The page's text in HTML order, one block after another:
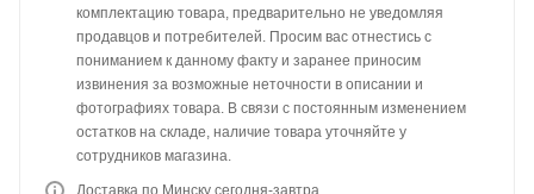
комплектацию товара, предварительно не уведомляя
продавцов и потребителей. Просим вас отнестись с
пониманием к данному факту и заранее приносим
извинения за возможные неточности в описании и
фотографиях товара. В связи с постоянным изменением
остатков на складе, наличие товара уточняйте у
сотрудников магазина.
Доставка по Минску сегодня-завтра